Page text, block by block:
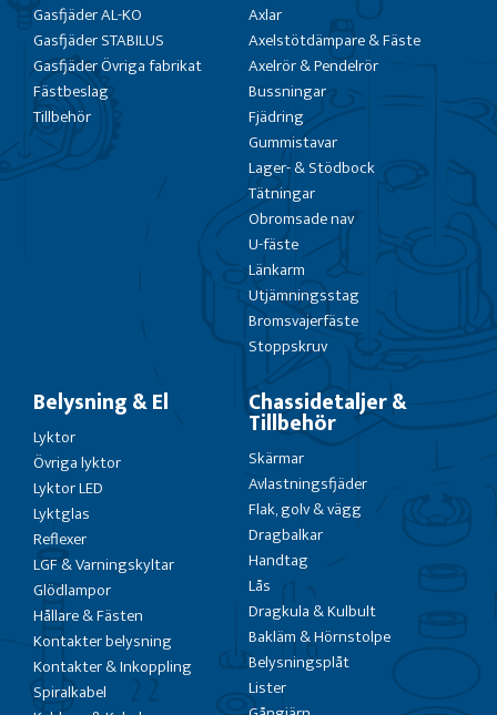
Gasfjäder AL-KO
Gasfjäder STABILUS
Gasfjäder Övriga fabrikat
Fästbeslag
Tillbehör
Axlar
Axelstötdämpare & Fäste
Axelrör & Pendelrör
Bussningar
Fjädring
Gummistavar
Lager- & Stödbock
Tätningar
Obromsade nav
U-fäste
Länkarm
Utjämningsstag
Bromsvajerfäste
Stoppskruv
Belysning & El
Lyktor
Övriga lyktor
Lyktor LED
Lyktglas
Reflexer
LGF & Varningskyltar
Glödlampor
Hållare & Fästen
Kontakter belysning
Kontakter & Inkoppling
Spiralkabel
Chassidetaljer &
Tillbehör
Skärmar
Avlastningsfjäder
Flak, golv & vägg
Dragbalkar
Handtag
Lås
Dragkula & Kulbult
Bakläm & Hörnstolpe
Belysningsplåt
Lister